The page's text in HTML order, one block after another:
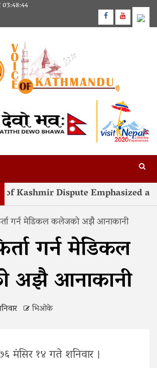
03:48:44
Facebook
Youtube
Kashmir Dispute Emphasized at
गर्न मेडिकल कलेजको अझै आनाकानी
गर्न मेडिकल
अझै आनाकानी
भिओके
मंसिर १४ गते शनिवार ।